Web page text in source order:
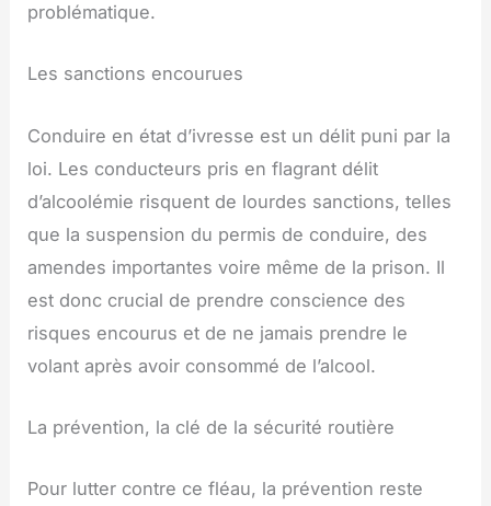
problématique.
Les sanctions encourues
Conduire en état d’ivresse est un délit puni par la
loi. Les conducteurs pris en flagrant délit
d’alcoolémie risquent de lourdes sanctions, telles
que la suspension du permis de conduire, des
amendes importantes voire même de la prison. Il
est donc crucial de prendre conscience des
risques encourus et de ne jamais prendre le
volant après avoir consommé de l’alcool.
La prévention, la clé de la sécurité routière
Pour lutter contre ce fléau, la prévention reste